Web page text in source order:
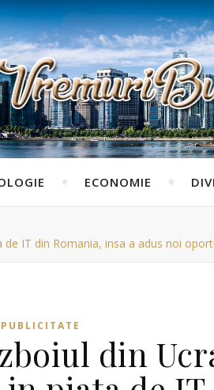
ECONOMIE
IT din Romania, insa a adus noi
PUBLICITATE
din